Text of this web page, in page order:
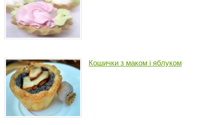
Кошички з маком і яблуком